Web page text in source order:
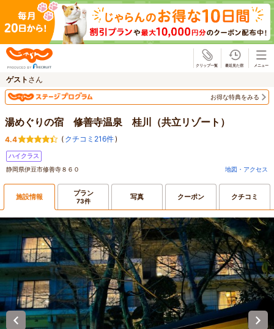
ゲスト さん
お得な特典をみる
湯めぐりの宿 修善寺温泉 桂川（共立リゾート）
4.4 ( クチコミ216件)
ハイクラス
静岡県伊豆市修善寺８６０
地図・アクセス
施設情報 プラン
73件 写真 クーポン クチコミ